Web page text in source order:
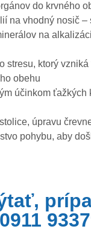
do krvného
na vhodný nosič –
na
stresu, ktorý vzniká
obehu
účinkom ťažkých
úpravu
pohybu, aby